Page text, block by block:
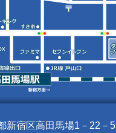
宿区高田馬場1－22－5